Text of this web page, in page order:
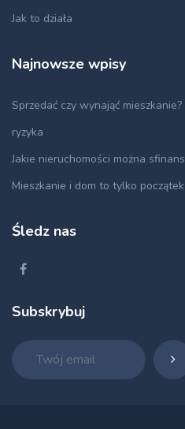
Jak to działa
Najnowsze wpisy
Sprzedać czy wynająć
ryzyka
Jakie nieruchomości można
Mieszkanie i dom to tylko
Śledz nas
Subskrybuj